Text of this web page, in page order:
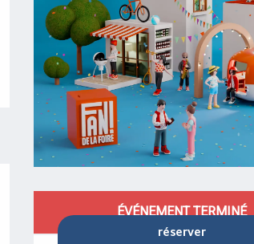
OUVERTURE ET
ÉVÉNEMENT TERMINÉ
RÉSERVER